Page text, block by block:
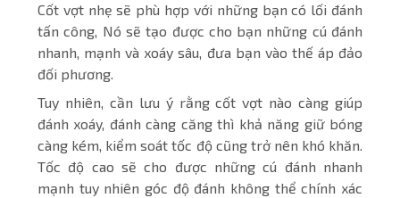
Cốt vợt nhẹ sẽ phù hợp với những bạn có lối đánh
tấn công, Nó sẽ tạo được cho bạn những cú đánh
nhanh, mạnh và xoáy sâu, đưa bạn vào thế áp đảo
đối phương.
Tuy nhiên, cần lưu ý rằng cốt vợt nào càng giúp
đánh xoáy, đánh càng căng thì khả năng giữ bóng
càng kém, kiểm soát tốc độ cũng trở nên khó khăn.
Tốc độ cao sẽ cho được những cú đánh nhanh
mạnh tuy nhiên góc độ đánh không thể chính xác